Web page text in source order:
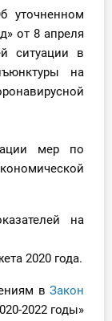
уточненном
от 8 апреля
ситуации в
на
мер по
на
2020 года.
в Закон
2022 годы»